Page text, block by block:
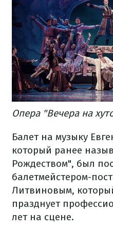
Опера "Вечера на
Балет на музыку
который ранее
Рождеством", был
балетмейстером-
Литвиновым,
празднует
лет на сцене.